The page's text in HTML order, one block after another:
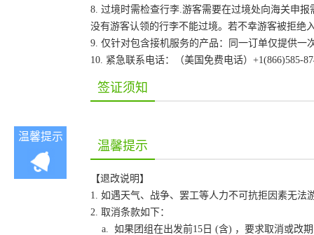
8. 过境时需检查行李.游客需要在过境处向海关申
没有游客认领的行李不能过境。若不幸游客被拒绝
9. 仅针对包含接机服务的产品：同一订单仅提供
10. 紧急联系电话：（美国免费电话）+1(866)585-
签证须知
温馨提示
温馨提示
【退改说明】
1. 如遇天气、战争、罢工等人力不可抗拒因素无
2. 取消条款如下：
a. 如果团组在出发前15日 (含) ，要求取消或改